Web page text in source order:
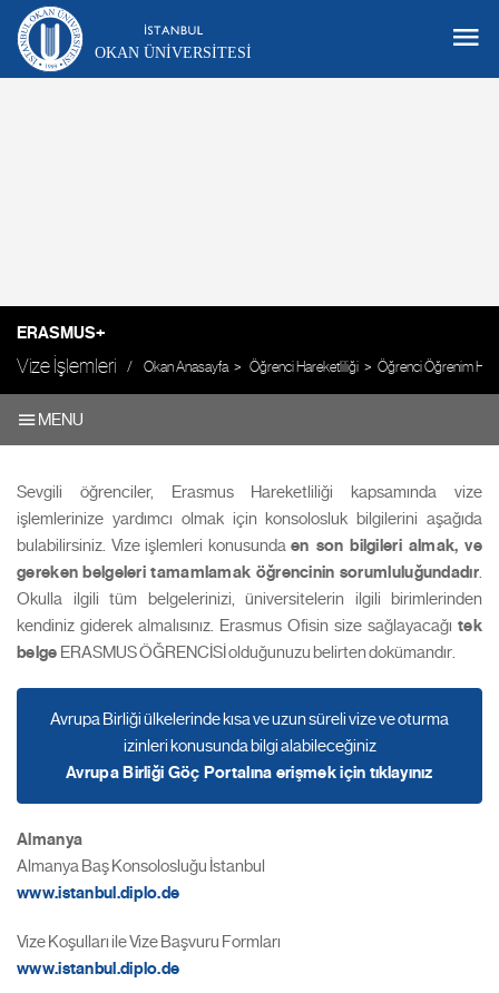
OKAN ÜNIVERSITESI
ERASMUS+
Vize İşlemleri Okan Anasayfa Öğrenci Hareketliliği Öğrenci Öğrenim
MENU
Sevgili öğrenciler, Erasmus Hareketliliği kapsamında vize
işlemlerinize yardımcı olmak için konsolosluk bilgilerini aşağıda
bulabilirsiniz. Vize işlemleri konusundaen son bilgileri almak, ve
gereken belgeleri tamamlamak öğrencinin sorumluluğundadır.
Okulla ilgili tüm belgelerinizi, üniversitelerin ilgili birimlerinden
kendiniz giderek almalısınız. Erasmus Ofisin size sağlayacağıtek
belge ERASMUS ÖĞRENCİSİ olduğunuzu belirten dokümandır.
Avrupa Birliği ülkelerinde kısa ve uzun süreli vize ve oturma
izinleri konusunda bilgi alabileceğiniz
Avrupa Birliği Göç Portalına erişmek için tıklayınız
Almanya
Almanya Baş Konsolosluğu İstanbul
www.istanbul.diplo.de
Vize Koşulları ile Vize Başvuru Formları
www.istanbul.diplo.de